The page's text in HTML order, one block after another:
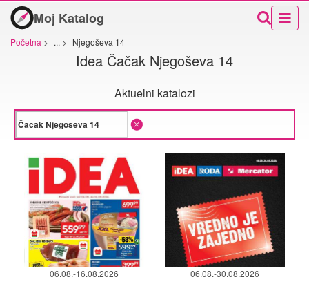
Moj Katalog
Početna > ... > Njegoševa 14
Idea Čačak Njegoševa 14
Aktuelni katalozi
06.08.-16.08.2026 06.08.-30.08.2026